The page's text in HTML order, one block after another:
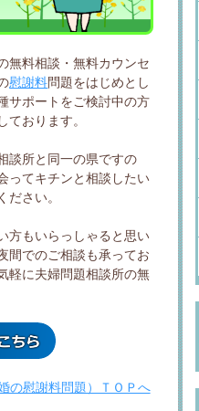
無料相談・無料カウンセ
慰謝料問題をはじめとし
サポートをご検討中の方
おります。
談所と同一の県ですの
ってキチンと相談したい
さい。
方もいらっしゃると思い
間でのご相談も承ってお
軽に夫婦問題相談所の無
の慰謝料問題）ＴＯＰへ